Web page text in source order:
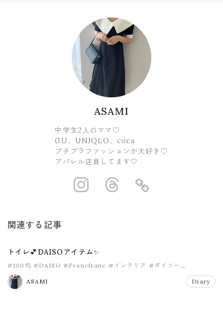
ASAMI
中学生2人のママ🤍
GU、UNIQLO、coca
プチプラファッションが大好き♡
アパレル店員してます🤍
https://https://
関連する記事
トイレ💕DAISOアイテム✨
#100均 #DAISO #Francfranc #インテリア #ダイソー
#トイレインテリア
ASAMI
Diary